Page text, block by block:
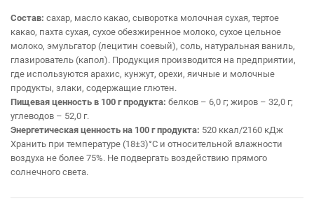
Состав: сахар, масло какао, сыворотка молочная сухая, тертое
какао, пахта сухая, сухое обезжиренное молоко, сухое цельное
молоко, эмульгатор (лецитин соевый), соль, натуральная ваниль,
глазирователь (капол). Продукция производится на предприятии,
где используются арахис, кунжут, орехи, яичные и молочные
продукты, злаки, содержащие глютен.
Пищевая ценность в 100 г продукта: белков – 6,0 г; жиров – 32,0 г;
углеводов – 52,0 г.
Энергетическая ценность на 100 г продукта: 520 ккал/2160 кДж
Хранить при температуре (18±3)°С и относительной влажности
воздуха не более 75%. Не подвергать воздействию прямого
солнечного света.